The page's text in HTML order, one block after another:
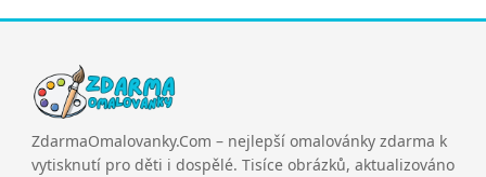
ZdarmaOmalovanky.Com – nejlepší omalovánky zdarma k
vytisknutí pro děti i dospělé. Tisíce obrázků, aktualizováno